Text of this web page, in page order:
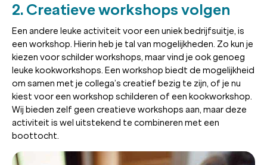
2. Creatieve workshops volgen
Een andere leuke activiteit voor een uniek bedrijfsuitje, is
een workshop. Hierin heb je tal van mogelijkheden. Zo kun je
kiezen voor schilder workshops, maar vind je ook genoeg
leuke kookworkshops. Een workshop biedt de mogelijkheid
om samen met je collega’s creatief bezig te zijn, of je nu
kiest voor een workshop schilderen of een kookworkshop.
Wij bieden zelf geen creatieve workshops aan, maar deze
activiteit is wel uitstekend te combineren met een
boottocht.